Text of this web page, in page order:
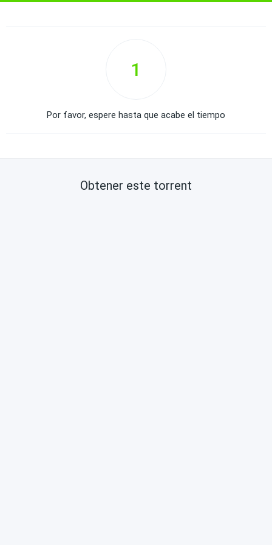
1
Por favor, espere hasta que acabe el tiempo
Obtener este torrent